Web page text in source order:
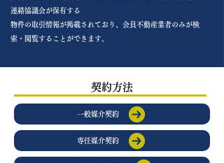
連絡協議会が保有する
物件の取引情報が掲載されており、会員不動産業者のみが検
索・閲覧することができます。
​契約方法
一般媒介契約
専任媒介契約